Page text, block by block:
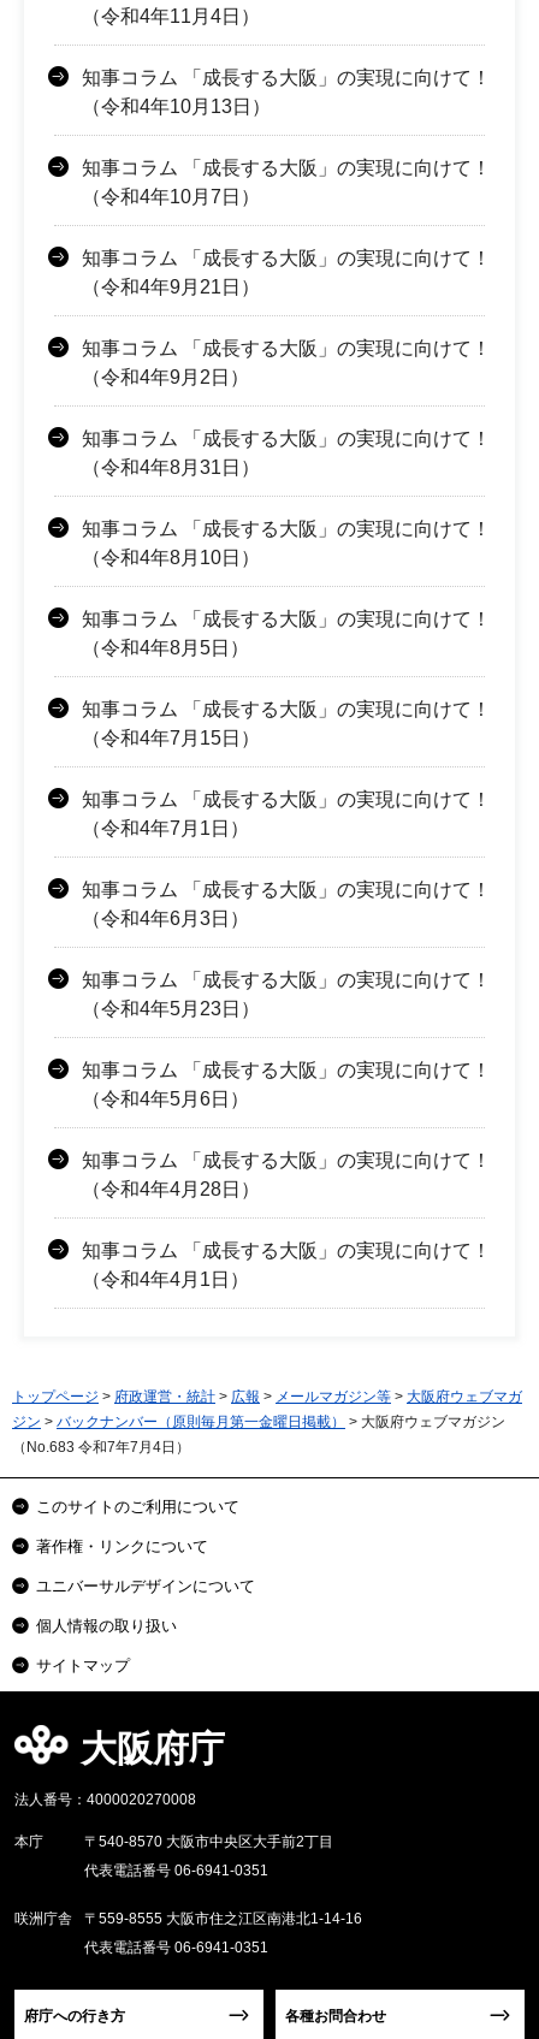
（令和4年11月4日）
知事コラム 「成長する大阪」の実現に向けて！
（令和4年10月13日）
知事コラム 「成長する大阪」の実現に向けて！
（令和4年10月7日）
知事コラム 「成長する大阪」の実現に向けて！
（令和4年9月21日）
知事コラム 「成長する大阪」の実現に向けて！
（令和4年9月2日）
知事コラム 「成長する大阪」の実現に向けて！
（令和4年8月31日）
知事コラム 「成長する大阪」の実現に向けて！
（令和4年8月10日）
知事コラム 「成長する大阪」の実現に向けて！
（令和4年8月5日）
知事コラム 「成長する大阪」の実現に向けて！
（令和4年7月15日）
知事コラム 「成長する大阪」の実現に向けて！
（令和4年7月1日）
知事コラム 「成長する大阪」の実現に向けて！
（令和4年6月3日）
知事コラム 「成長する大阪」の実現に向けて！
（令和4年5月23日）
知事コラム 「成長する大阪」の実現に向けて！
（令和4年5月6日）
知事コラム 「成長する大阪」の実現に向けて！
（令和4年4月28日）
知事コラム 「成長する大阪」の実現に向けて！
（令和4年4月1日）
トップページ > 府政運営・統計 > 広報 > メールマガジン等 > 大阪府ウェブマガ
ジン > バックナンバー（原則毎月第一金曜日掲載）
> 大阪府ウェブマガジン
（No.683 令和7年7月4日）
このサイトのご利用について
著作権・リンクについて
ユニバーサルデザインについて
個人情報の取り扱い
サイトマップ
大阪府庁
法人番号：4000020270008
本庁
〒540-8570 大阪市中央区大手前2丁目
代表電話番号 06-6941-0351
咲洲庁舎
〒559-8555 大阪市住之江区南港北1-14-16
代表電話番号 06-6941-0351
府庁への行き方 各種お問合わせ